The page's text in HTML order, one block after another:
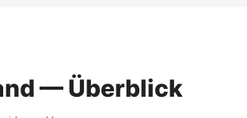
— Überblick